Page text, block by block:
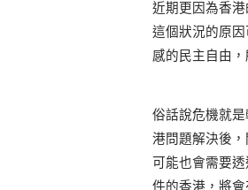
近期更因為香
這個狀況的原
感的民主自由
俗話說危機就
港問題解決後
可能也會需要
件的香港，將